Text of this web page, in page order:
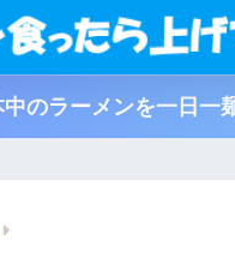
中のラーメンを一日一